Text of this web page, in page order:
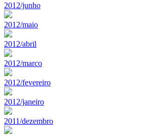
2012/junho
2012/maio
2012/abril
2012/marco
2012/fevereiro
2012/janeiro
2011/dezembro